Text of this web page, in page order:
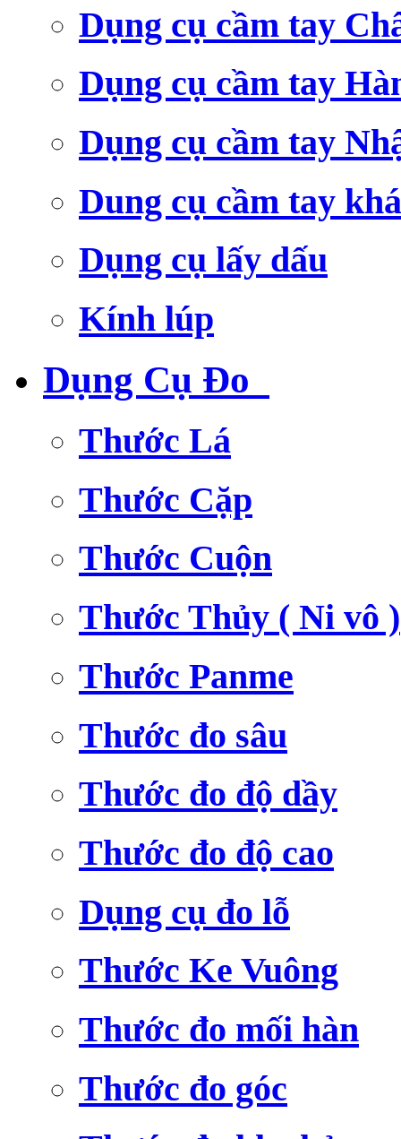
Dụng cụ cầm tay
Dụng cụ cầm tay
Dụng cụ cầm tay
Dung cụ cầm tay
Dụng cụ lấy dấu
Kính lúp
Dụng Cụ Đo
Thước Lá
Thước Cặp
Thước Cuộn
Thước Thủy ( Ni vô )
Thước Panme
Thước đo sâu
Thước đo độ dầy
Thước đo độ cao
Dụng cụ đo lỗ
Thước Ke Vuông
Thước đo mối hàn
Thước đo góc